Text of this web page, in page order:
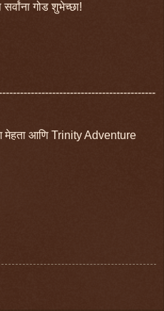
गोड शुभेच्छा!
आणि Trinity Adventure